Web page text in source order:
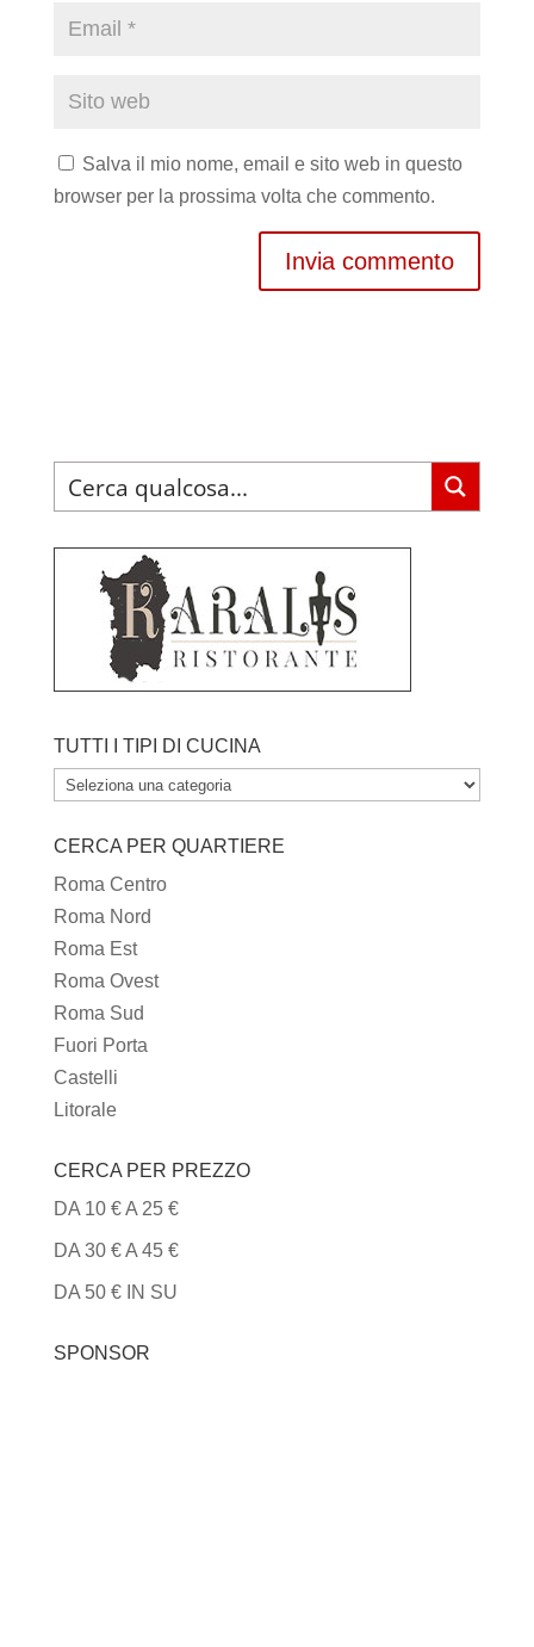
Salva il mio nome, email e sito web in questo
browser per la prossima volta che commento.
TUTTI I TIPI DI CUCINA
TUTTI
TIPI
DI
CUCINA
CERCA PER QUARTIERE
Roma Centro
Roma Nord
Roma Est
Roma Ovest
Roma Sud
Fuori Porta
Castelli
Litorale
CERCA PER PREZZO
DA 10 € A 25 €
DA 30 € A 45 €
DA 50 € IN SU
SPONSOR